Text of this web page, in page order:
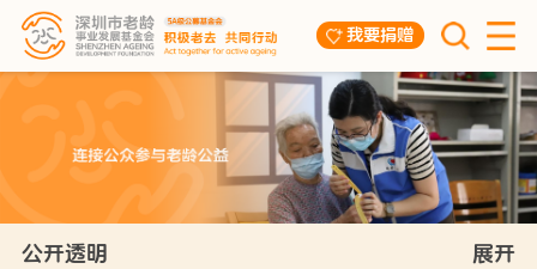
我要捐赠
公开透明 展开